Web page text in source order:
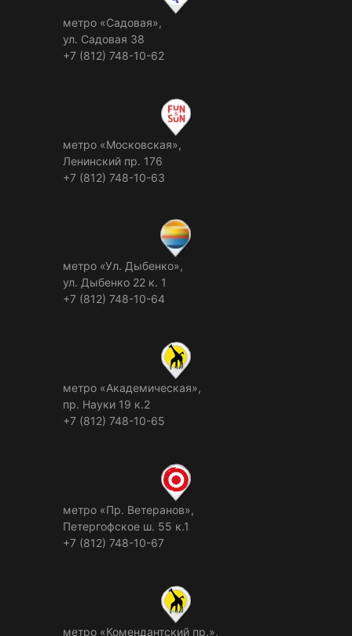
метро «Садовая»,
ул. Садовая 38
+7 (812) 748-10-62
метро «Московская»,
Ленинский пр. 176
+7 (812) 748-10-63
метро «Ул. Дыбенко»,
ул. Дыбенко 22 к. 1
+7 (812) 748-10-64
метро «Академическая»,
пр. Науки 19 к.2
+7 (812) 748-10-65
метро «Пр. Ветеранов»,
Петергофское ш. 55 к.1
+7 (812) 748-10-67
метро «Комендантский пр.»,